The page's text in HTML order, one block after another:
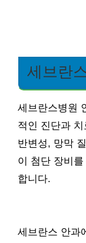
세브란
세브란스병원
적인 진단과
반변성, 망막
이 첨단 장비
합니다.
세브란스 안과